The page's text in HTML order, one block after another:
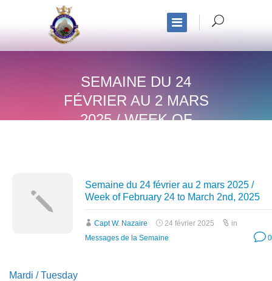
SEMAINE DU 24
FÉVRIER AU 2 MARS
2025 / WEEK OF
Semaine du 24 février au 2 mars 2025 /
Week of February 24 to March 2nd, 2025
Capt W. Nazaire 24 février 2025
in
Messages de la Semaine
0
Mardi / Tuesday